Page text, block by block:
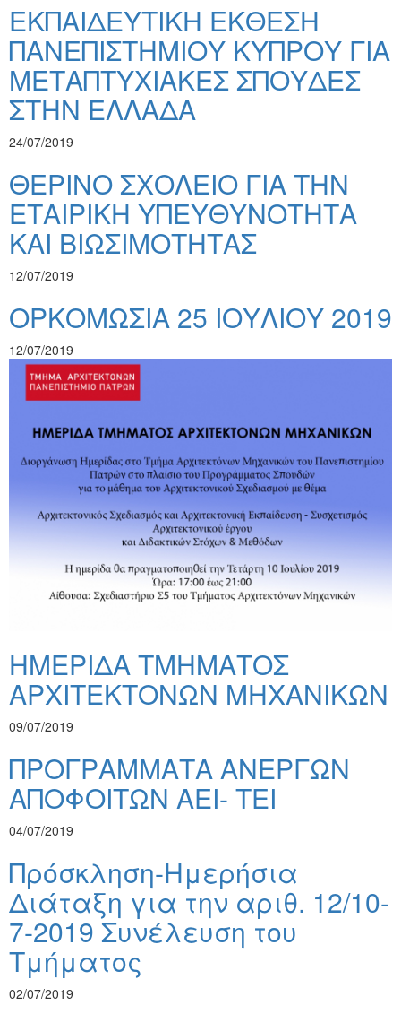
ΕΚΠΑΙΔΕΥΤΙΚΗ ΕΚΘΕΣΗ
ΠΑΝΕΠΙΣΤΗΜΙΟΥ ΚΥΠΡΟΥ ΓΙΑ
ΜΕΤΑΠΤΥΧΙΑΚΕΣ ΣΠΟΥΔΕΣ
ΣΤΗΝ ΕΛΛΑΔΑ
24/07/2019
ΘΕΡΙΝΟ ΣΧΟΛΕΙΟ ΓΙΑ ΤΗΝ
ΕΤΑΙΡΙΚΗ ΥΠΕΥΘΥΝΟΤΗΤΑ
ΚΑΙ ΒΙΩΣΙΜΟΤΗΤΑΣ
12/07/2019
ΟΡΚΟΜΩΣΙΑ 25 ΙΟΥΛΙΟΥ 2019
12/07/2019
ΗΜΕΡΙΔΑ ΤΜΗΜΑΤΟΣ
ΑΡΧΙΤΕΚΤΟΝΩΝ ΜΗΧΑΝΙΚΩΝ
09/07/2019
ΠΡΟΓΡΑΜΜΑΤΑ ΑΝΕΡΓΩΝ
ΑΠΟΦΟΙΤΩΝ AEI- TEI
04/07/2019
Πρόσκληση-Ημερήσια
Διάταξη για την αριθ. 12/10-
7-2019 Συνέλευση του
Τμήματος
02/07/2019